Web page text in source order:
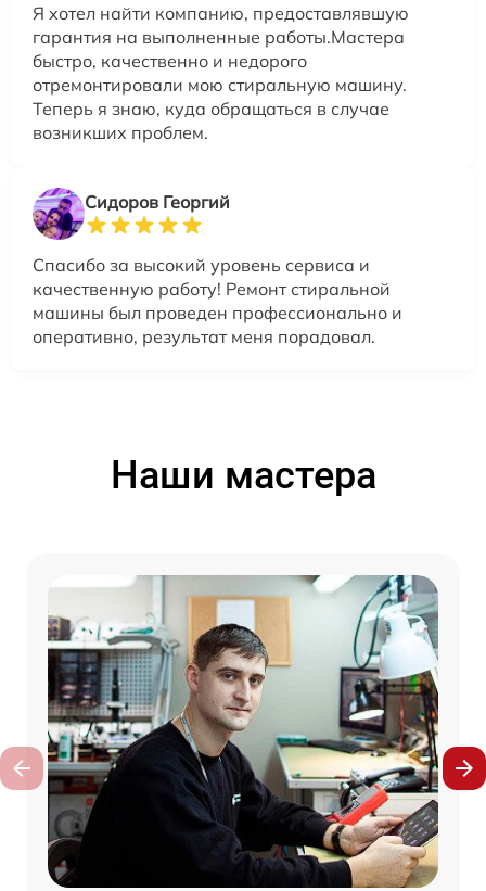
Я хотел найти компанию, предоставлявшую
гарантия на выполненные работы.Мастера
быстро, качественно и недорого
отремонтировали мою стиральную машину.
Теперь я знаю, куда обращаться в случае
возникших проблем.
Сидоров Георгий
Спасибо за высокий уровень сервиса и
качественную работу! Ремонт стиральной
машины был проведен профессионально и
оперативно, результат меня порадовал.
Наши мастера